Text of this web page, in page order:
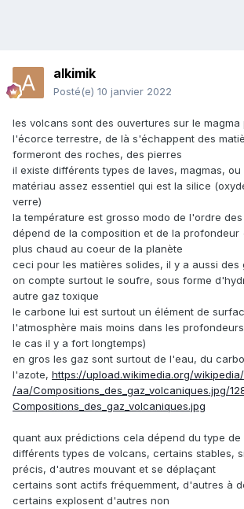
alkimik
Posté(e) 10 janvier 2022
les volcans sont des ouvertures sur le magma
l'écorce terrestre, de là s'échappent des
formeront des roches, des pierres
il existe différents types de laves, magmas,
matériau assez essentiel qui est la silice
verre)
la température est grosso modo de l'ordre des
dépend de la composition et de la profondeur
plus chaud au coeur de la planète
ceci pour les matières solides, il y a aussi des
on compte surtout le soufre, sous forme
autre gaz toxique
le carbone lui est surtout un élément de
l'atmosphère mais moins dans les
le cas il y a fort longtemps)
en gros les gaz sont surtout de l'eau, du
l'azote, https://upload.wikimedia.org/
/aa/Compositions_des_gaz_volcaniques.jpg/
Compositions_des_gaz_volcaniques.jpg
quant aux prédictions cela dépend du type
différents types de volcans, certains stables,
précis, d'autres mouvant et se déplaçant
certains sont actifs fréquemment, d'autres à
certains explosent d'autres non